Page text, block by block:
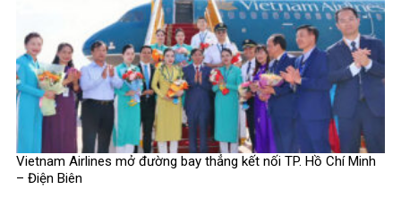
Vietnam Airlines mở đường bay thẳng kết nối TP. Hồ Chí Minh
– Điện Biên